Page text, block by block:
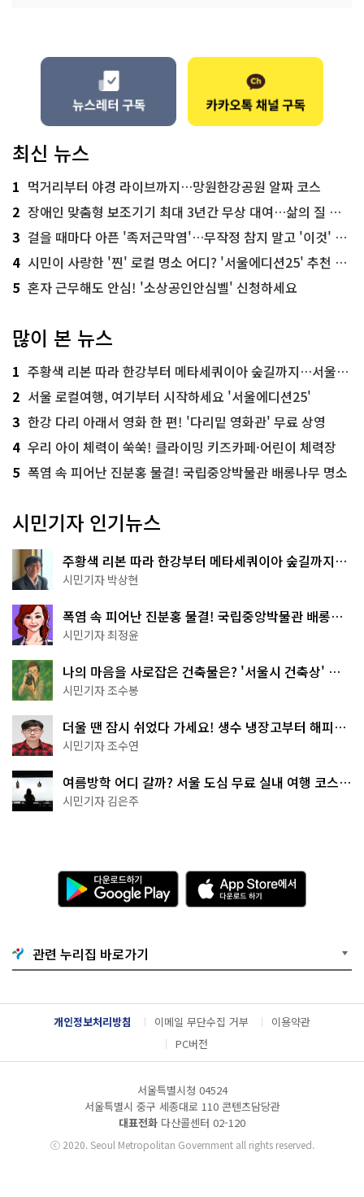
최신 뉴스
1 먹거리부터 야경 라이브까지…망원한강공원 알짜 코스
2 장애인 맞춤형 보조기기 최대 3년간 무상 대여…삶의 질 높인다
3 걸을 때마다 아픈 '족저근막염'…무작정 참지 말고 '이것' 해보세요!
4 시민이 사랑한 '찐' 로컬 명소 어디? '서울에디션25' 추천 코스
5 혼자 근무해도 안심! '소상공인안심벨' 신청하세요
많이 본 뉴스
1 주황색 리본 따라 한강부터 메타세쿼이아 숲길까지…서울둘레길 15코스
2 서울 로컬여행, 여기부터 시작하세요 '서울에디션25'
3 한강 다리 아래서 영화 한 편! '다리밑 영화관' 무료 상영
4 우리 아이 체력이 쑥쑥! 클라이밍 키즈카페·어린이 체력장
5 폭염 속 피어난 진분홍 물결! 국립중앙박물관 배롱나무 명소
시민기자 인기뉴스
주황색 리본 따라 한강부터 메타세쿼이아 숲길까지…
서울둘레길 15코스
시민기자 박상현
폭염 속 피어난 진분홍 물결! 국립중앙박물관 배롱나
무 명소
시민기자 최정윤
나의 마음을 사로잡은 건축물은? '서울시 건축상' 수
상작 공개!
시민기자 조수봉
더울 땐 잠시 쉬었다 가세요! 생수 냉장고부터 해피소
·무더위쉼터까지
시민기자 조수연
여름방학 어디 갈까? 서울 도심 무료 실내 여행 코스
추천
시민기자 김은주
다
운
로
기
G
o
g
l
e
l
A
p
p
e
서
다
운
드
관련 누리집 바로가기
개인정보처리방침 이메일 무단수집 거부
이용약관
PC버전
서울특별시청 04524
서울특별시 중구 세종대로 110 콘텐츠담당관
대표전화 다산콜센터 02-120
ⓒ2020. Seoul Metropolitan Government all rights reserved.